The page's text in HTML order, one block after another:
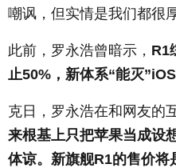
嘲讽，但实情是我们都很
此前，罗永浩曾暗示， R1
止50%，新体系“能灭
克日，罗永浩在和网友的
来根基上只把苹果当成设
体谅。新旗舰R1的售价